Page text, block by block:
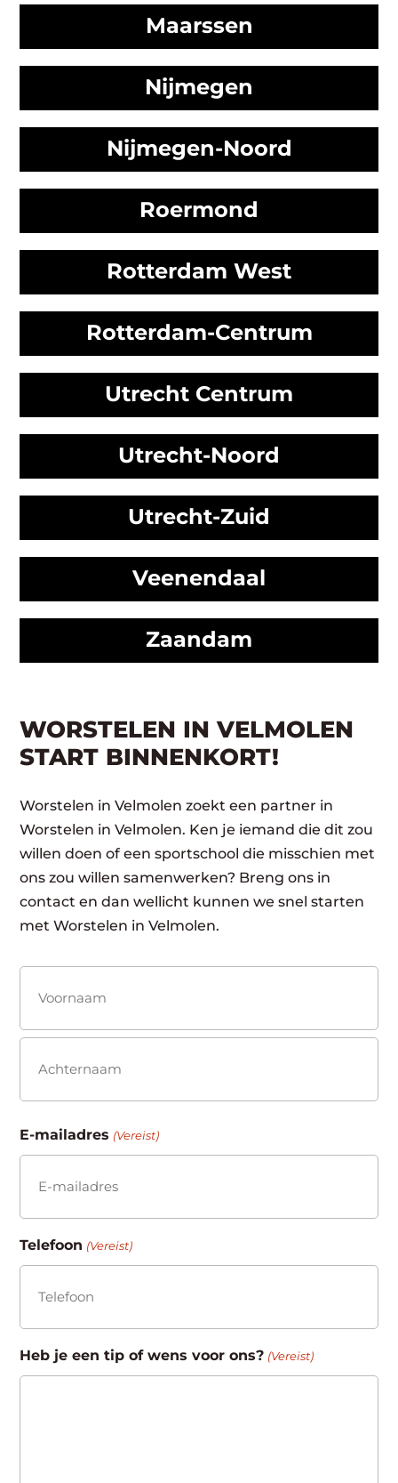
Maarssen
Nijmegen
Nijmegen-Noord
Roermond
Rotterdam West
Rotterdam-Centrum
Utrecht Centrum
Utrecht-Noord
Utrecht-Zuid
Veenendaal
Zaandam
WORSTELEN IN VELMOLEN
START BINNENKORT!
Worstelen in Velmolen zoekt een partner in
Worstelen in Velmolen. Ken je iemand die dit zou
willen doen of een sportschool die misschien met
ons zou willen samenwerken? Breng ons in
contact en dan wellicht kunnen we snel starten
met Worstelen in Velmolen.
(Vereist)
Voornaam
E-mailadres (Vereist)
Telefoon (Vereist)
Heb je een tip of wens voor ons? (Vereist)